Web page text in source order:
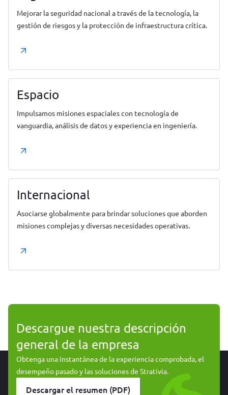
Mejorar la seguridad nacional a través de la tecnología, la
gestión de riesgos y la protección de infraestructura crítica.
Espacio
Impulsamos misiones espaciales con tecnología de
vanguardia, análisis de datos y experiencia en ingeniería.
Internacional
Asociarse globalmente para brindar soluciones que aborden
misiones complejas y diversas necesidades operativas.
Descargue nuestra descripción
general de la empresa
Obtenga una instantánea de la experiencia comprobada, el
desempeño pasado y las soluciones de Strativia.
Descargar el resumen (PDF)